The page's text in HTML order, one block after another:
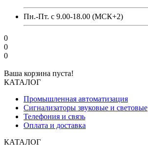
Пн.-Пт. с 9.00-18.00 (МСК+2)
0
0
0
Ваша корзина пуста!
КАТАЛОГ
Промышленная автоматизация
Сигнализаторы звуковые и световые
Телефония и связь
Оплата и доставка
КАТАЛОГ